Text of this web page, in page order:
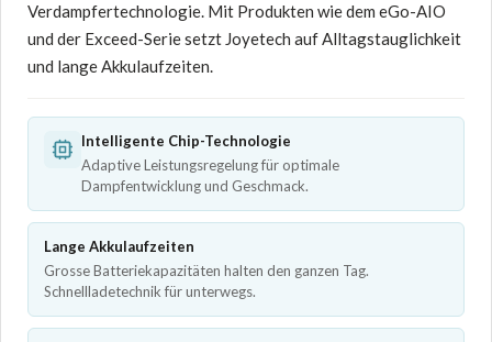
Verdampfertechnologie. Mit Produkten wie dem eGo-AIO
und der Exceed-Serie setzt Joyetech auf Alltagstauglichkeit
und lange Akkulaufzeiten.
Intelligente Chip-Technologie
Adaptive Leistungsregelung für optimale
Dampfentwicklung und Geschmack.
Lange Akkulaufzeiten
Grosse Batteriekapazitäten halten den ganzen Tag.
Schnellladetechnik für unterwegs.